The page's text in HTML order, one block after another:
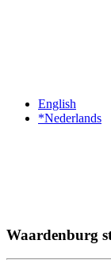
English
*Nederlands
Waardenburg